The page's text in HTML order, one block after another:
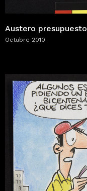
Austero presupuesto
Octubre 2010